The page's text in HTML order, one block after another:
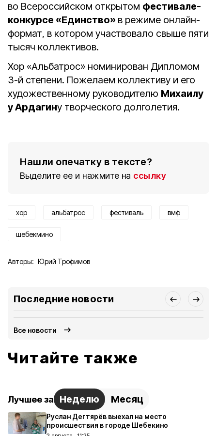
во Всероссийском открытом фестивале-
конкурсе «Единство» в режиме онлайн-
формат, в котором участвовало свыше пяти
тысяч коллективов.
Хор «Альбатрос» номинирован Дипломом
3-й степени. Пожелаем коллективу и его
художественному руководителю Михаилу
у Ардагину творческого долголетия.
Нашли опечатку в тексте?
Выделите ее и нажмите на ссылку
хор альбатрос фестиваль вмф
шебекмино
Авторы: Юрий Трофимов
Последние новости
Все новости
Читайте также
Лучшее за Неделю Месяц
Руслан Дегтярёв выехал на место
происшествия в городе Шебекино